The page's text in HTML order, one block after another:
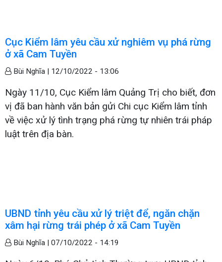
Cục Kiểm lâm yêu cầu xử nghiêm vụ phá rừng
ở xã Cam Tuyền
Bùi Nghĩa | 12/10/2022 - 13:06
Ngày 11/10, Cục Kiểm lâm Quảng Trị cho biết, đơn
vị đã ban hành văn bản gửi Chi cục Kiểm lâm tỉnh
về việc xử lý tình trạng phá rừng tự nhiên trái pháp
luật trên địa bàn.
UBND tỉnh yêu cầu xử lý triệt để, ngăn chặn
xâm hại rừng trái phép ở xã Cam Tuyền
Bùi Nghĩa | 07/10/2022 - 14:19